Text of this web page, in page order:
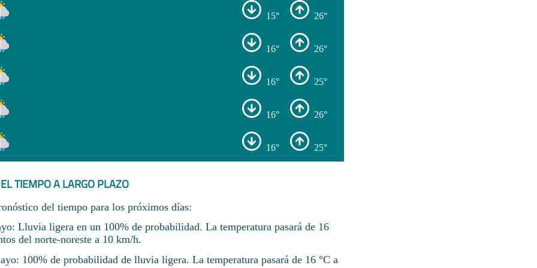
15° 26°
16° 26°
16° 25°
16° 26°
16° 25°
TIEMPO A LARGO PLAZO
del tiempo para los próximos días:
Lluvia ligera en un 100% de probabilidad. La temperatura pasará de 16
del norte-noreste a 10 km/h.
100% de probabilidad de lluvia ligera. La temperatura pasará de 16 °C a